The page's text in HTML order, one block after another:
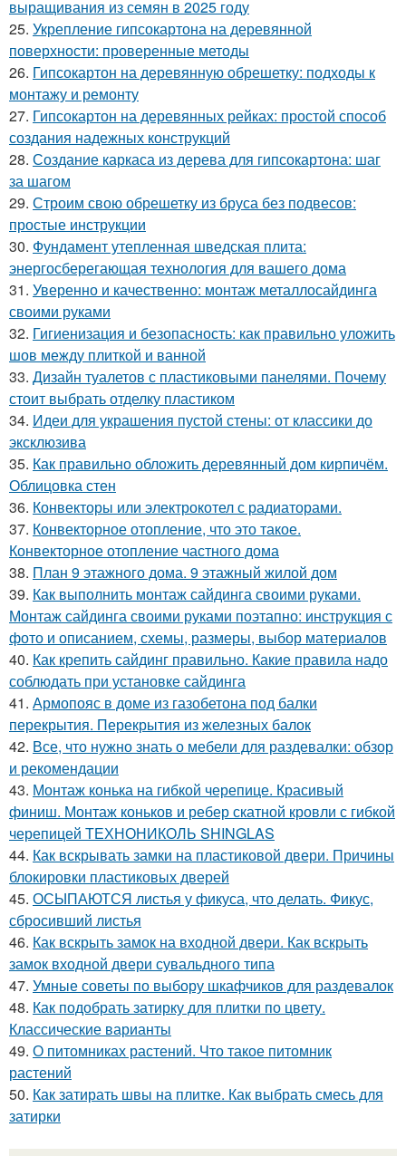
выращивания из семян в 2025 году
25. Укрепление гипсокартона на деревянной
поверхности: проверенные методы
26. Гипсокартон на деревянную обрешетку: подходы к
монтажу и ремонту
27. Гипсокартон на деревянных рейках: простой способ
создания надежных конструкций
28. Создание каркаса из дерева для гипсокартона: шаг
за шагом
29. Строим свою обрешетку из бруса без подвесов:
простые инструкции
30. Фундамент утепленная шведская плита:
энергосберегающая технология для вашего дома
31. Уверенно и качественно: монтаж металлосайдинга
своими руками
32. Гигиенизация и безопасность: как правильно уложить
шов между плиткой и ванной
33. Дизайн туалетов с пластиковыми панелями. Почему
стоит выбрать отделку пластиком
34. Идеи для украшения пустой стены: от классики до
эксклюзива
35. Как правильно обложить деревянный дом кирпичём.
Облицовка стен
36. Конвекторы или электрокотел с радиаторами.
37. Конвекторное отопление, что это такое.
Конвекторное отопление частного дома
38. План 9 этажного дома. 9 этажный жилой дом
39. Как выполнить монтаж сайдинга своими руками.
Монтаж сайдинга своими руками поэтапно: инструкция с
фото и описанием, схемы, размеры, выбор материалов
40. Как крепить сайдинг правильно. Какие правила надо
соблюдать при установке сайдинга
41. Армопояс в доме из газобетона под балки
перекрытия. Перекрытия из железных балок
42. Все, что нужно знать о мебели для раздевалки: обзор
и рекомендации
43. Монтаж конька на гибкой черепице. Красивый
финиш. Монтаж коньков и ребер скатной кровли с гибкой
черепицей ТЕХНОНИКОЛЬ SHINGLAS
44. Как вскрывать замки на пластиковой двери. Причины
блокировки пластиковых дверей
45. ОСЫПАЮТСЯ листья у фикуса, что делать. Фикус,
сбросивший листья
46. Как вскрыть замок на входной двери. Как вскрыть
замок входной двери сувальдного типа
47. Умные советы по выбору шкафчиков для раздевалок
48. Как подобрать затирку для плитки по цвету.
Классические варианты
49. О питомниках растений. Что такое питомник
растений
50. Как затирать швы на плитке. Как выбрать смесь для
затирки